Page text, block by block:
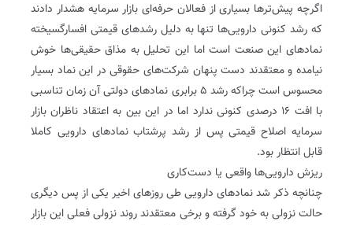
اگرچه پیش‌ترها بسیاری از فعالان حرفه‌ای بازار سرمایه هشدار دادند
که رشد کنونی دارویی‌ها تنها به دلیل رشدهای قیمتی افسارگسیخته
نمادهای این صنعت است اما این تحلیل به مذاق حقیقی‌ها خوش
نیامده و معتقدند دست پنهان شرکت‌های حقوقی در این نماد بسیار
محسوس است چراکه رشد ۵ برابری نمادهای دولتی آن زمان تناسبی
با افت ۱۶ درصدی کنونی ندارد اما در این‌ بین به اعتقاد ناظران بازار
سرمایه اصلاح قیمتی پس از رشد پرشتاب نمادهای دارویی کاملا
قابل انتظار بود.
ریزش دارویی‌ها واقعی یا دست‌کاری
چنانچه ذکر شد نمادهای دارویی طی روزهای اخیر یکی از پس دیگری
حالت نزولی به خود گرفته و برخی معتقدند روند نزولی فعلی این بازار